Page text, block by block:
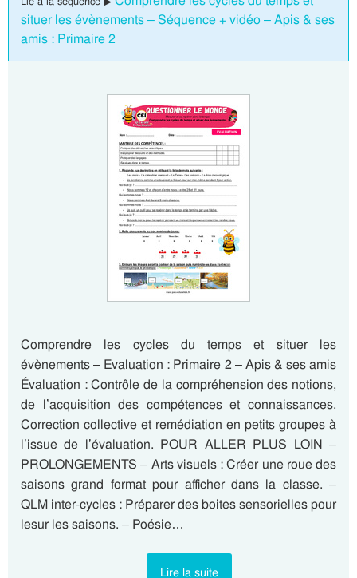
situer les évènements – Séquence + vidéo – Apis & ses
amis : Primaire 2
Comprendre les cycles du temps et situer les
évènements – Evaluation : Primaire 2 – Apis & ses amis
Évaluation : Contrôle de la compréhension des notions,
de l’acquisition des compétences et connaissances.
Correction collective et remédiation en petits groupes à
l’issue de l’évaluation. POUR ALLER PLUS LOIN –
PROLONGEMENTS – Arts visuels : Créer une roue des
saisons grand format pour afficher dans la classe. –
QLM inter-cycles : Préparer des boites sensorielles pour
lesur les saisons. – Poésie…
Lire la suite